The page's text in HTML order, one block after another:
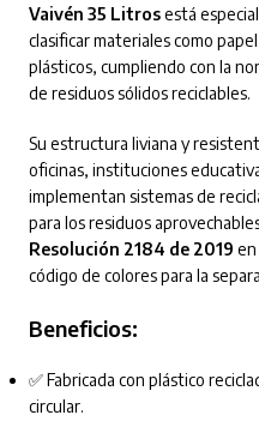
Vaivén 35 Litrosestá
clasificar materiales como
plásticos, cumpliendo con la
de residuos sólidos reciclables.
Su estructura liviana y
oficinas, instituciones
implementan sistemas de
para los residuos
Resolución 2184 de 2019 en
código de colores para la
Beneficios:
✅ Fabricada con plástico
circular.